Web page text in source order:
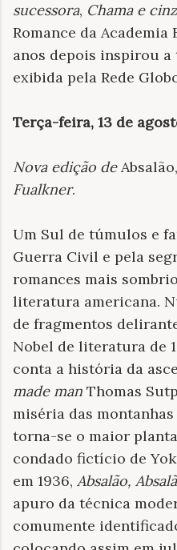
sucessora, Chama e
Romance da
anos depois inspirou a
exibida pela Rede
Terça-feira, 13 de
Nova edição de
Fualkner.
Um Sul de túmulos e
Guerra Civil e pela
romances mais
literatura americana.
de fragmentos
Nobel de literatura de
conta a história da
made man Thomas
miséria das
torna-se o maior
condado fictício de
em 1936, Absalão,
apuro da técnica
comumente